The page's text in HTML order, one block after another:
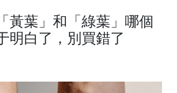
黃葉」和「綠葉」哪個
明白了，別買錯了